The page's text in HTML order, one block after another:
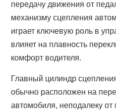
передачу движения от
механизму сцепления
играет ключевую роль в
влияет на плавность
комфорт водителя.
Главный цилиндр
обычно расположен на
автомобиля, неподалеку